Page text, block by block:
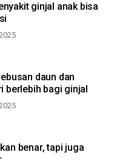
ginjal anak bisa
daun dan
berlebih bagi ginjal
benar, tapi juga